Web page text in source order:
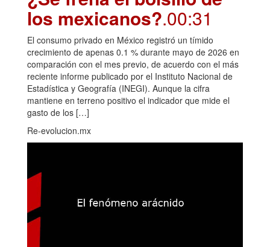
los mexicanos?.00:31
El consumo privado en México registró un tímido
crecimiento de apenas 0.1 % durante mayo de 2026 en
comparación con el mes previo, de acuerdo con el más
reciente informe publicado por el Instituto Nacional de
Estadística y Geografía (INEGI). Aunque la cifra
mantiene en terreno positivo el indicador que mide el
gasto de los […]
Re-evolucion.mx